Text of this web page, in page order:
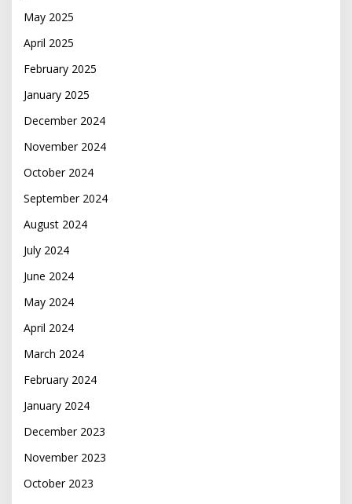
May 2025
April 2025
February 2025
January 2025
December 2024
November 2024
October 2024
September 2024
August 2024
July 2024
June 2024
May 2024
April 2024
March 2024
February 2024
January 2024
December 2023
November 2023
October 2023